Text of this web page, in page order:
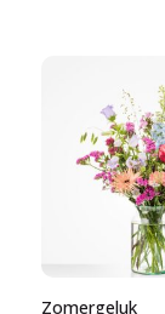
Zomergeluk